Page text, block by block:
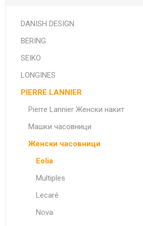
DANISH DESIGN
BERING
SEIKO
LONGINES
PIERRE LANNIER
Pierre Lannier Женски накит
Машки часовници
Женски часовници
Eolia
Multiples
Lecaré
Nova